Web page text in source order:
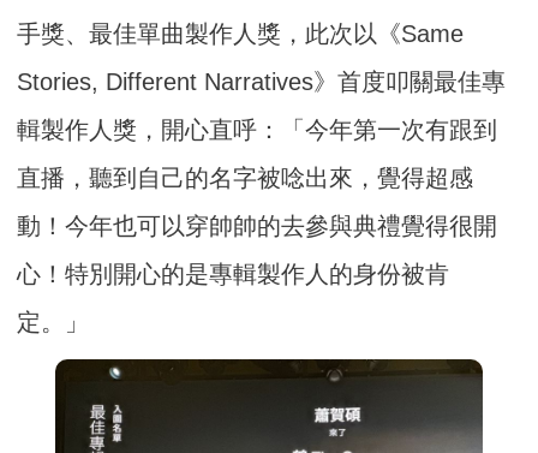
手獎、最佳單曲製作人獎，此次以《Same
Stories, Different Narratives》首度叩關最佳專
輯製作人獎，開心直呼：「今年第一次有跟到
直播，聽到自己的名字被唸出來，覺得超感
動！今年也可以穿帥帥的去參與典禮覺得很開
心！特別開心的是專輯製作人的身份被肯
定。」